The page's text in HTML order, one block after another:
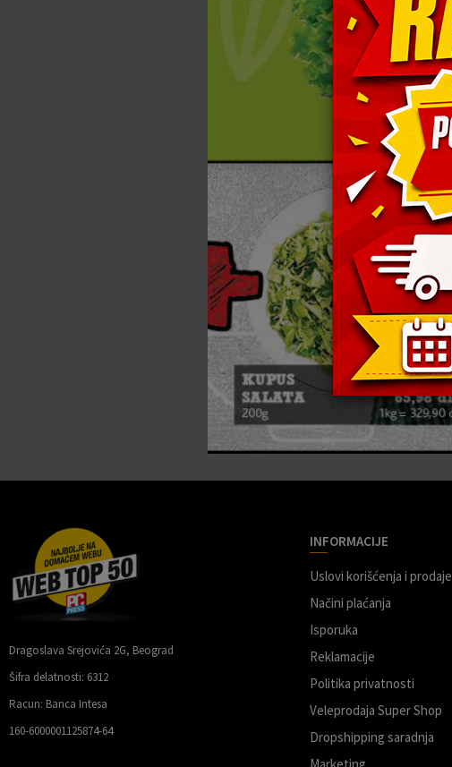
Dragoslava Srejovića 2G, Beograd
Šifra delatnosti: 6312
Racun: Banca Intesa
160-6000001125874-64
INFORMACIJE
Uslovi korišćenja i prodaje
Načini plaćanja
Isporuka
Reklamacije
Politika privatnosti
Veleprodaja Super Shop
Dropshipping saradnja